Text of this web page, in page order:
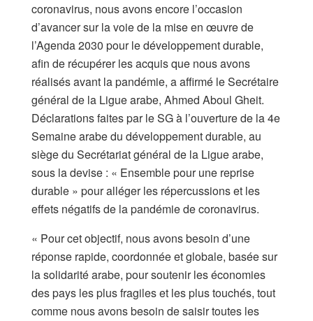
coronavirus, nous avons encore l’occasion
d’avancer sur la voie de la mise en œuvre de
l’Agenda 2030 pour le développement durable,
afin de récupérer les acquis que nous avons
réalisés avant la pandémie, a affirmé le Secrétaire
général de la Ligue arabe, Ahmed Aboul Gheit.
Déclarations faites par le SG à l’ouverture de la 4e
Semaine arabe du développement durable, au
siège du Secrétariat général de la Ligue arabe,
sous la devise : « Ensemble pour une reprise
durable » pour alléger les répercussions et les
effets négatifs de la pandémie de coronavirus.
« Pour cet objectif, nous avons besoin d’une
réponse rapide, coordonnée et globale, basée sur
la solidarité arabe, pour soutenir les économies
des pays les plus fragiles et les plus touchés, tout
comme nous avons besoin de saisir toutes les